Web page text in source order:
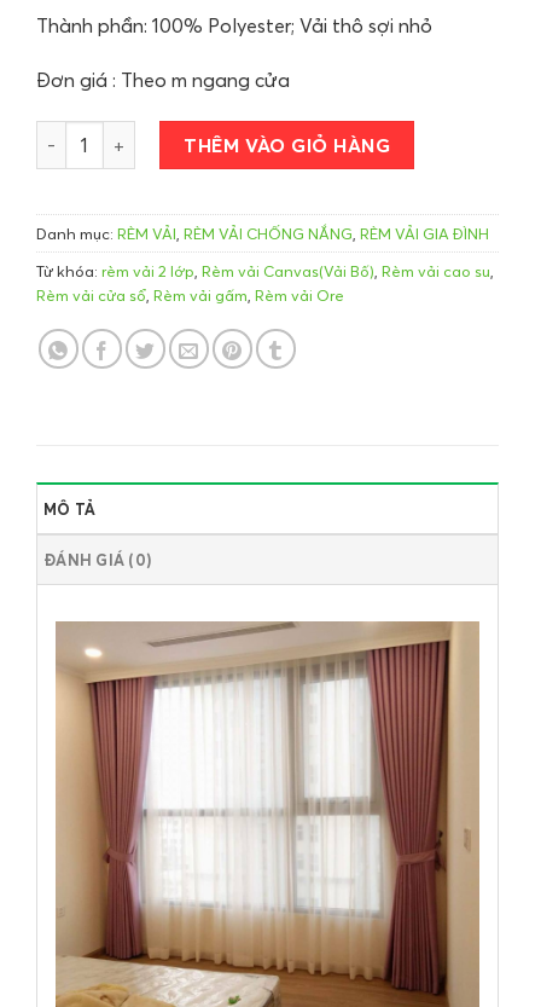
Thành phần: 100% Polyester; Vải thô sợi nhỏ
Đơn giá : Theo m ngang cửa
Rèm vải cản nắng số lượngTHÊM VÀO GIỎ HÀNG
Danh mục: RÈM VẢI RÈM VẢI CHỐNG NẮNG RÈM VẢI GIA ĐÌNH
Từ khóa: rèm vải 2 lớp Rèm vải Canvas(Vải Bố) Rèm vải cao su
Rèm vải cửa sổ Rèm vải gấm Rèm vải Ore
MÔ TẢ
ĐÁNH GIÁ (0)